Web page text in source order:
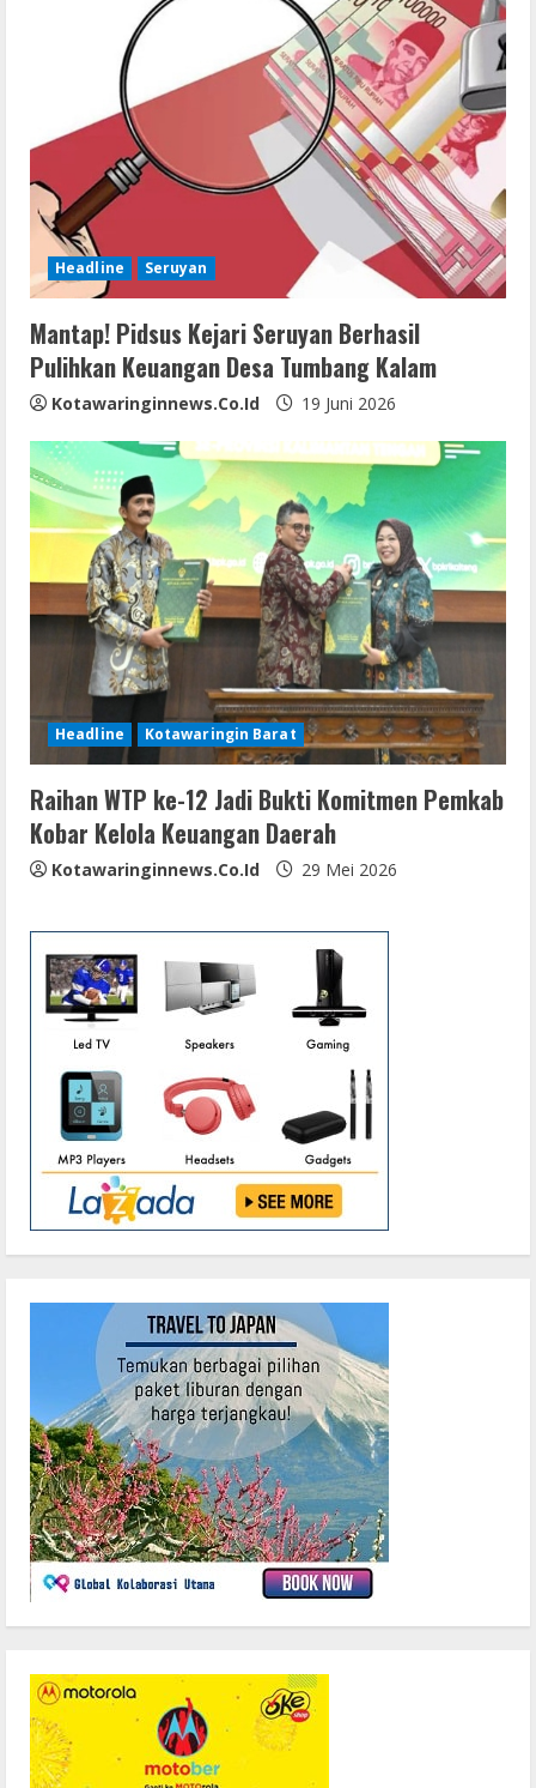
Headline Seruyan
Mantap! Pidsus Kejari Seruyan Berhasil
Pulihkan Keuangan Desa Tumbang Kalam
Kotawaringinnews.co.id 19 Juni 2026
Headline Kotawaringin Barat
Raihan WTP ke-12 Jadi Bukti Komitmen Pemkab
Kobar Kelola Keuangan Daerah
Kotawaringinnews.co.id 29 Mei 2026